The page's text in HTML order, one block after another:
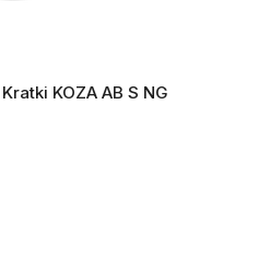
KOZA AB S NG